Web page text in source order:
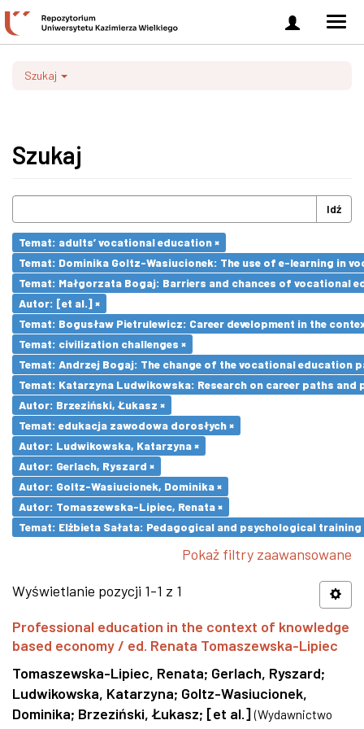
Zaloguj
się
Szukaj
Szukaj
Idź
Temat: adults’ vocational education ×
Temat: Dominika Goltz-Wasiucionek: The use of e-learning in
Temat: Małgorzata Bogaj: Barriers and chances of vocational
Autor: [et al.] ×
Temat: Bogusław Pietrulewicz: Career development in the
Temat: civilization challenges ×
Temat: Andrzej Bogaj: The change of the vocational education
Temat: Katarzyna Ludwikowska: Research on career paths
Autor: Brzeziński, Łukasz ×
Temat: edukacja zawodowa dorosłych ×
Autor: Ludwikowska, Katarzyna ×
Autor: Gerlach, Ryszard ×
Autor: Goltz-Wasiucionek, Dominika ×
Autor: Tomaszewska-Lipiec, Renata ×
Temat: Elżbieta Sałata: Pedagogical and psychological
Pokaż filtry zaawansowane
Wyświetlanie pozycji 1-1 z 1
Professional education in the context of knowledge
based economy / ed. Renata Tomaszewska-Lipiec
Tomaszewska-Lipiec, Renata; Gerlach, Ryszard;
Ludwikowska, Katarzyna; Goltz-Wasiucionek,
Dominika; Brzeziński, Łukasz; [et al.] (Wydawnictwo